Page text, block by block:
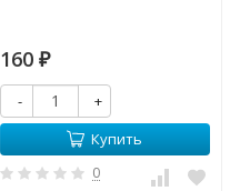
160 ₽
-
+
Купить
0